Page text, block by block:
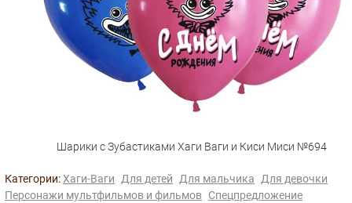
Шарики с Зубастиками Хаги Ваги и Киси Миси №694
Категории:Хаги-Ваги Для детей Для мальчика
Для девочки
Персонажи мультфильмов и фильмов Спецпредложение